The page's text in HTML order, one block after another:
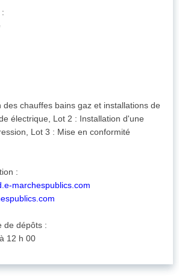
des chauffes bains gaz et installations de
électrique, Lot 2 : Installation d'une
Lot 3 : Mise en conformité
:
marchespublics.com
de dépôts :
12 h 00